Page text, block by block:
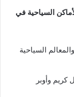
السياحية في
السياحية
وأوبر